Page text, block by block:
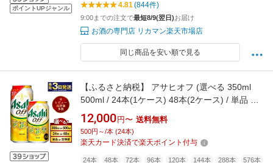
ポイントUPジャンル 4.81(844件)
9:00までの注文で最短8/9(翌日)お届け
お酒の専門店 リカマン楽天市場店
同じ商品を安い順で見る
【ふるさと納税】 アサヒオフ (選べる 350ml
500ml / 24本(1ケース) 48本(2ケース) / 単品 2
ヶ月～12ヶ月定期便) | 最短3日発送 ビール 発
泡酒 アサヒ アサヒビール 3つのゼロ お酒 アル
コール 糖質ゼロ 糖質制限 カロリーゼロ 缶ビー
12,000 円〜 送料無料
500円～/本 (24本)
楽天カード決済で楽天ポイント付与
24本 48本 72本 96本 120本 144本 288本 576本